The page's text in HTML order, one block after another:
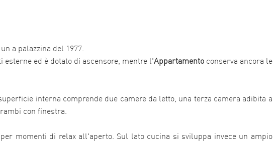
a palazzina del 1977.
ed è dotato di ascensore, mentre l'Appartamentoconserva ancora le
interna comprende due camere da letto, una terza camera adibita a
con finestra.
momenti di relax all'aperto. Sul lato cucina si sviluppa invece un ampio